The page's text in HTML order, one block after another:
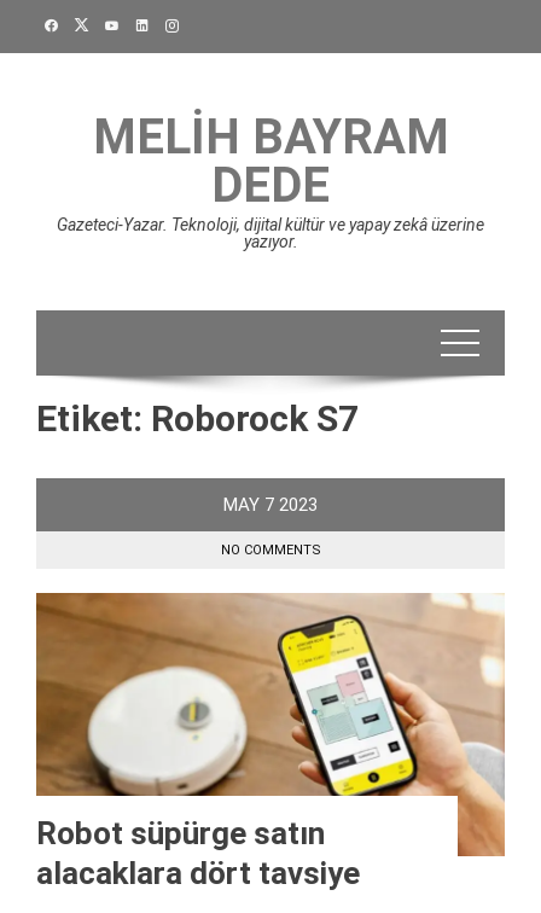
MELIH BAYRAM
DEDE
Gazeteci-Yazar. Teknoloji, dijital kültür ve yapay zekâ üzerine
yazıyor.
Etiket: Roborock S7
MAY 7 2023
NO COMMENTS
Robot süpürge satın
alacaklara dört tavsiye